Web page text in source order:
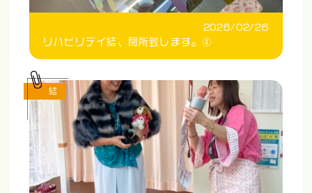
2026/02/26
リハビリデイ結、閉所致します。④
結